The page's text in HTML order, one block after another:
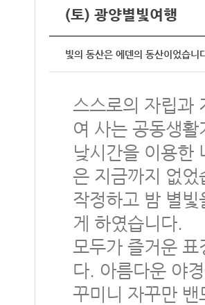
(토) 광양별빛여행
빛의 동산은 에덴의 동산이었습니
스스로의 자립과
여 사는 공동생활
낮시간을 이용한
은 지금까지 없었
작정하고 밤 별
게 하였습니다.
모두가 즐거운
다. 아름다운 야
꾸미니 자꾸만